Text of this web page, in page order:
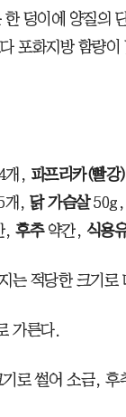
덩이에 양질의
포화지방 함량이
개, 파프리카(빨강)
개, 닭 가슴살50g,
, 후추 약간, 식용
는 적당한 크기로
가른다.
로 썰어 소금, 후